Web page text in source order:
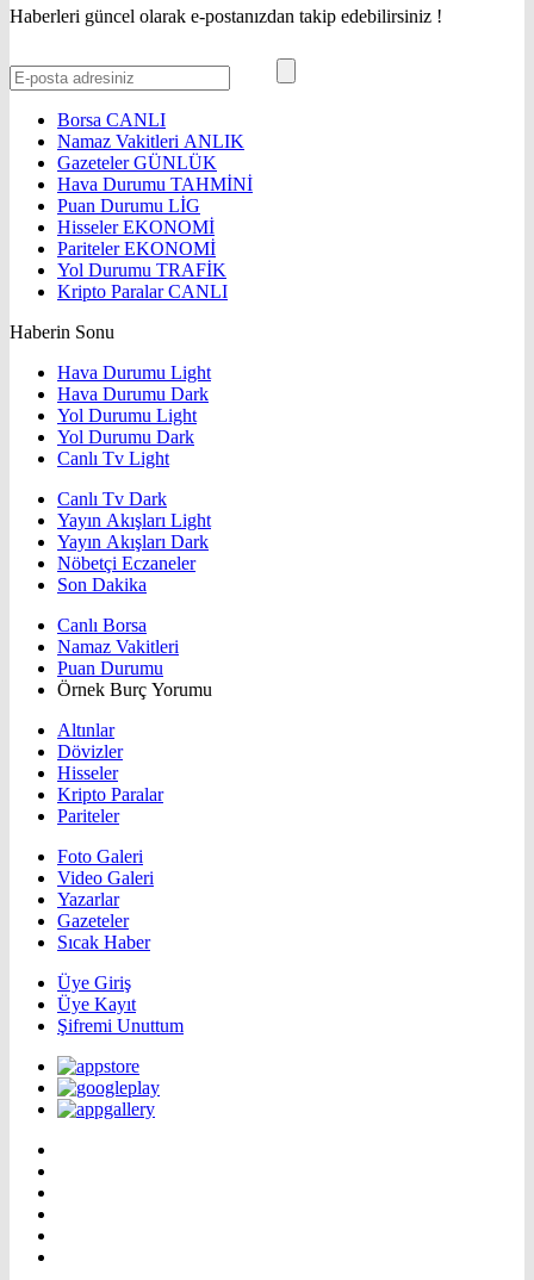
Haberleri güncel olarak e-postanızdan takip edebilirsiniz !
Borsa CANLI
Namaz Vakitleri ANLIK
GazetelerGÜNLÜK
Hava Durumu TAHMİNİ
Puan Durumu LİG
HisselerEKONOMİ
ParitelerEKONOMİ
Yol Durumu TRAFİK
Kripto ParalarCANLI
Haberin Sonu
Hava Durumu Light
Hava Durumu Dark
Yol Durumu Light
Yol Durumu Dark
Canlı Tv Light
Canlı Tv Dark
Yayın Akışları Light
Yayın Akışları Dark
Nöbetçi Eczaneler
Son Dakika
Canlı Borsa
Namaz Vakitleri
Puan Durumu
Örnek Burç Yorumu
Altınlar
Dövizler
Hisseler
Kripto Paralar
Pariteler
Foto Galeri
Video Galeri
Yazarlar
Gazeteler
Sıcak Haber
Üye Giriş
Üye Kayıt
Şifremi Unuttum